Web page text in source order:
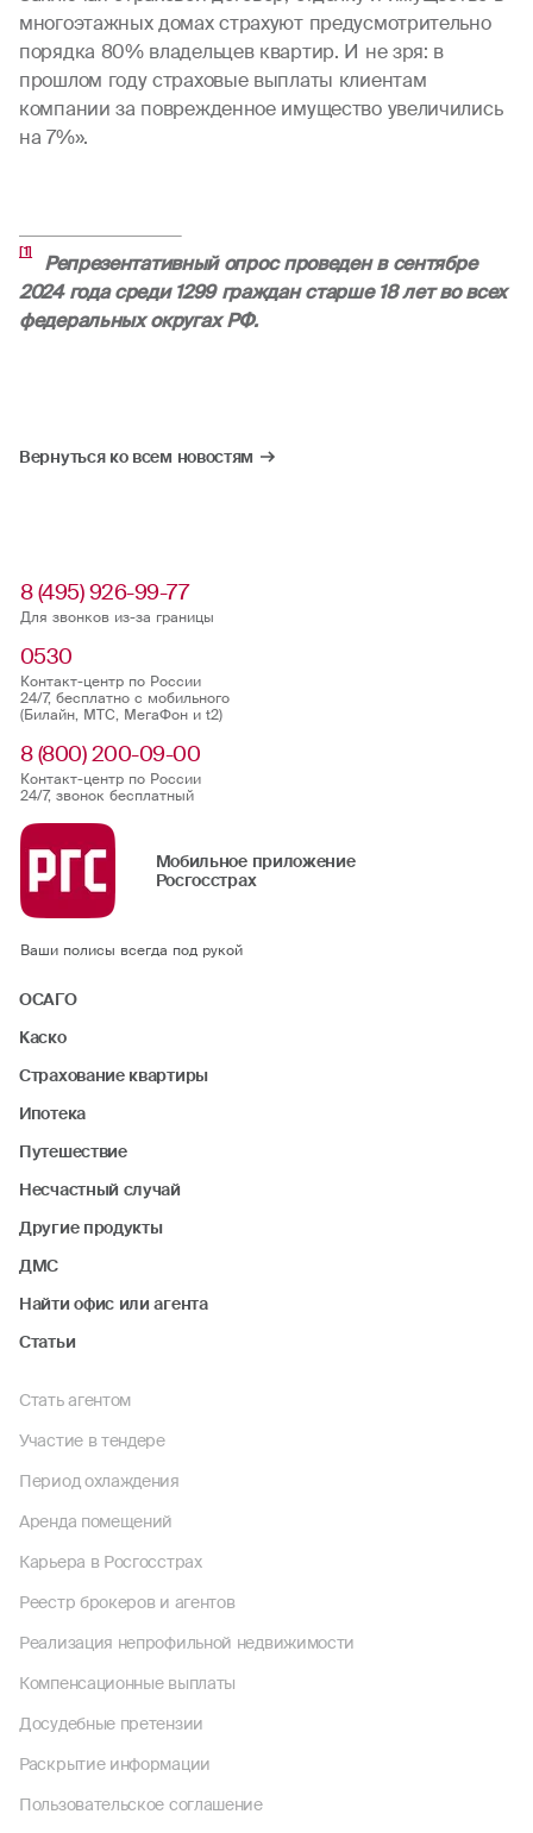
многоэтажных домах страхуют предусмотрительно
порядка 80% владельцев квартир. И не зря: в
прошлом году страховые выплаты клиентам
компании за поврежденное имущество увеличились
на 7%».
[1]
Репрезентативный опрос проведен в сентябре
2024 года среди 1299 граждан старше 18 лет во всех
федеральных округах РФ.
Вернуться ко всем новостям
8 (495) 926-99-77
Для звонков из-за границы
0530
Контакт-центр по России
24/7, бесплатно с мобильного
(Билайн, МТС, МегаФон и t2)
8 (800) 200-09-00
Контакт-центр по России
24/7, звонок бесплатный
Мобильное приложение
Росгосстрах
Ваши полисы всегда под рукой
ОСАГО
Каско
Страхование квартиры
Ипотека
Путешествие
Несчастный случай
Другие продукты
ДМС
Найти офис или агента
Статьи
Стать агентом
Участие в тендере
Период охлаждения
Аренда помещений
Карьера в Росгосстрах
Реестр брокеров и агентов
Реализация непрофильной недвижимости
Компенсационные выплаты
Досудебные претензии
Раскрытие информации
Пользовательское соглашение